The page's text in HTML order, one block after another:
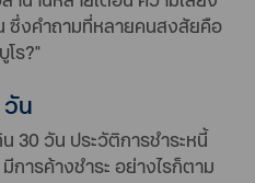
ซึ่งคำถามที่หลายคนสงสัยคือ
ร?"
วัน
30 วัน ประวัติการชำระหนี้
ารค้างชำระ อย่างไรก็ตาม